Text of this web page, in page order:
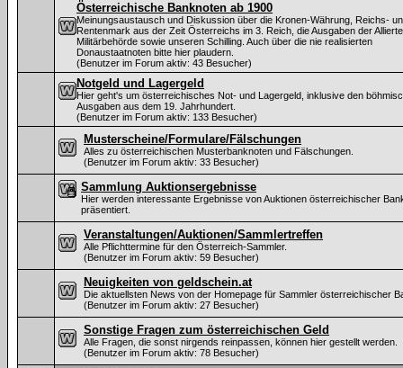
Österreichische Banknoten ab 1900
Meinungsaustausch und Diskussion über die Kronen-Währung, Reichs-
Rentenmark aus der Zeit Österreichs im 3. Reich, die Ausgaben der
Militärbehörde sowie unseren Schilling. Auch über die nie realisierten
Donaustaatnoten bitte hier plaudern.
(Benutzer im Forum aktiv: 43 Besucher)
Notgeld und Lagergeld
Hier geht's um österreichisches Not- und Lagergeld, inklusive den
Ausgaben aus dem 19. Jahrhundert.
(Benutzer im Forum aktiv: 133 Besucher)
Musterscheine/Formulare/Fälschungen
Alles zu österreichischen Musterbanknoten und Fälschungen.
(Benutzer im Forum aktiv: 33 Besucher)
Sammlung Auktionsergebnisse
Hier werden interessante Ergebnisse von Auktionen österreichischer
präsentiert.
Veranstaltungen/Auktionen/Sammlertreffen
Alle Pflichttermine für den Österreich-Sammler.
(Benutzer im Forum aktiv: 59 Besucher)
Neuigkeiten von geldschein.at
Die aktuellsten News von der Homepage für Sammler österreichischer
(Benutzer im Forum aktiv: 27 Besucher)
Sonstige Fragen zum österreichischen Geld
Alle Fragen, die sonst nirgends reinpassen, können hier gestellt werden.
(Benutzer im Forum aktiv: 78 Besucher)